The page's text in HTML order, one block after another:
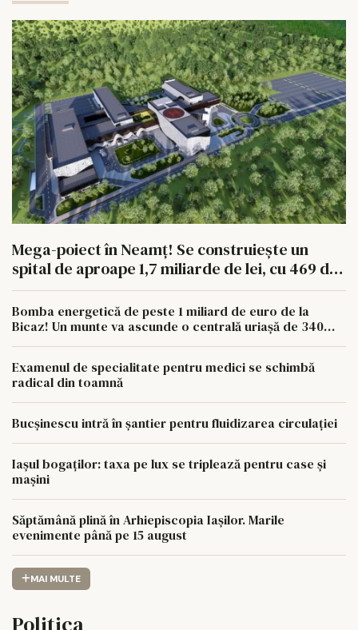
Mega-poiect în Neamț! Se construiește un
spital de aproape 1,7 miliarde de lei, cu 469 de
paturi
Bomba energetică de peste 1 miliard de euro de la
Bicaz! Un munte va ascunde o centrală uriașă de 340
Examenul de specialitate pentru medici se schimbă
radical din toamnă
Bucșinescu intră în șantier pentru fluidizarea circulației
Iașul bogaților: taxa pe lux se triplează pentru case și
mașini
Săptămână plină în Arhiepiscopia Iașilor. Marile
evenimente până pe 15 august
MAI MULTE